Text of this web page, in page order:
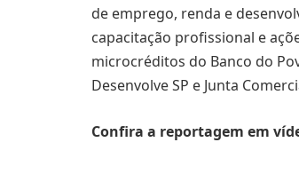
de emprego, renda e
capacitação profissional e
microcréditos do Banco do
Desenvolve SP e Junta
Confira a reportagem em